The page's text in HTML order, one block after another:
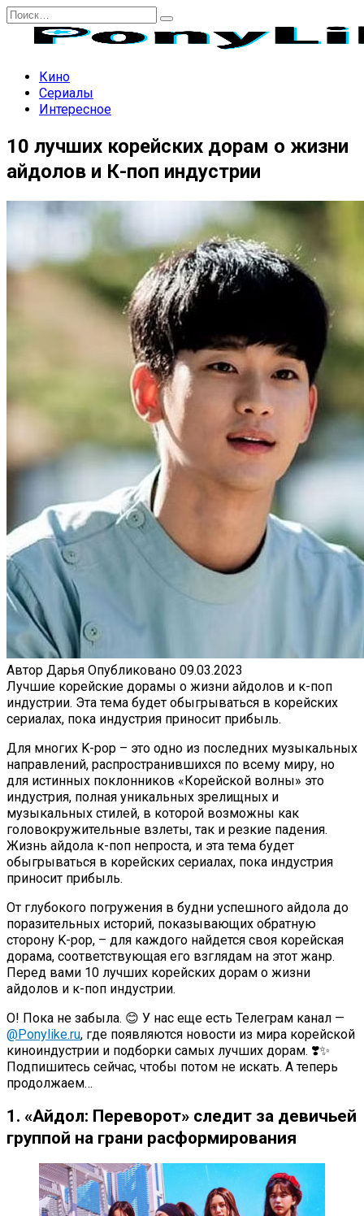
Перейти
содержанию
Search
Кино
Сериалы
Интересное
10 лучших корейских дорам о жизни
айдолов и К-поп индустрии
Автор Дарья Опубликовано 09.03.2023
Лучшие корейские дорамы о жизни айдолов и к-поп
индустрии. Эта тема будет обыгрываться в корейских
сериалах, пока индустрия приносит прибыль.
Для многих K-pop – это одно из последних музыкальных
направлений, распространившихся по всему миру, но
для истинных поклонников «Корейской волны» это
индустрия, полная уникальных зрелищных и
музыкальных стилей, в которой возможны как
головокружительные взлеты, так и резкие падения.
Жизнь айдола к-поп непроста, и эта тема будет
обыгрываться в корейских сериалах, пока индустрия
приносит прибыль.
От глубокого погружения в будни успешного айдола до
поразительных историй, показывающих обратную
сторону K-pop, – для каждого найдется своя корейская
дорама, соответствующая его взглядам на этот жанр.
Перед вами 10 лучших корейских дорам о жизни
айдолов и к-поп индустрии.
О! Пока не забыла. 😊 У нас еще есть Телеграм канал —
@Ponylike.ru, где появляются новости из мира корейской
киноиндустрии и подборки самых лучших дорам. ❣️✨
Подпишитесь сейчас, чтобы потом не искать. А теперь
продолжаем…
1. «Айдол: Переворот» следит за девичьей
группой на грани расформирования